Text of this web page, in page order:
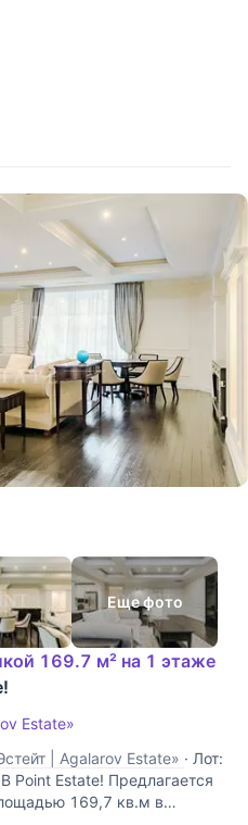
Еще фото
169.7 м² на 1 этаже
Estate»
| Agalarov Estate» · Лот:
Estate! Предлагается
169,7 кв.м в